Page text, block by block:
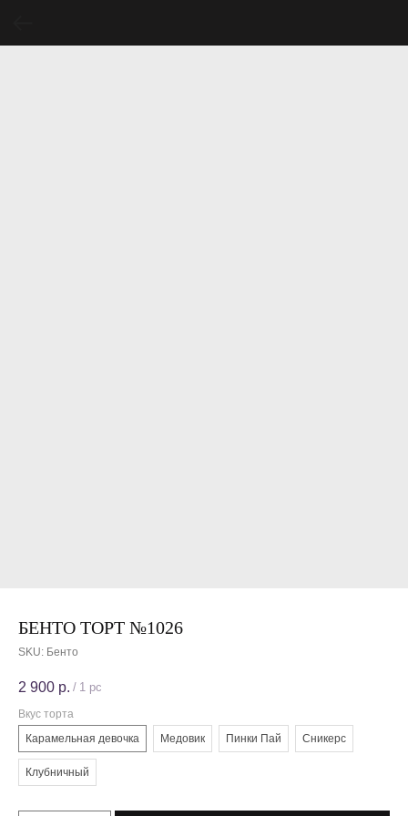
БЕНТО ТОРТ №1026
SKU: Бенто
2 900 р. / 1 pc
Вкус торта
Карамельная девочка
Медовик Пинки Пай Сникерс
Клубничный